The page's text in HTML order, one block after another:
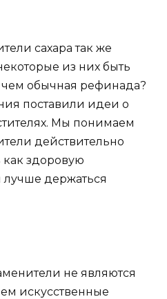
сахара так же
из них быть
обычная рефинада?
поставили идеи о
Мы понимаем
действительно
здоровую
лучше держаться
не являются
искусственные